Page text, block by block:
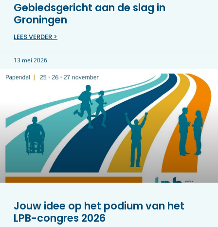
Gebiedsgericht aan de slag in
Groningen
LEES VERDER >
13 mei 2026
Jouw idee op het podium van het
LPB-congres 2026